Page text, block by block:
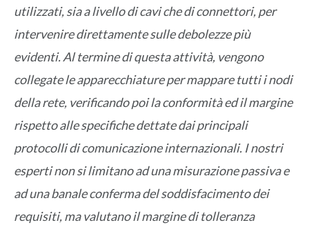
utilizzati, sia a livello di cavi che di connettori, per
intervenire direttamente sulle debolezze più
evidenti. Al termine di questa attività, vengono
collegate le apparecchiature per mappare tutti i nodi
della rete, verificando poi la conformità ed il margine
rispetto alle specifiche dettate dai principali
protocolli di comunicazione internazionali. I nostri
esperti non si limitano ad una misurazione passiva e
ad una banale conferma del soddisfacimento dei
requisiti, ma valutano il margine di tolleranza